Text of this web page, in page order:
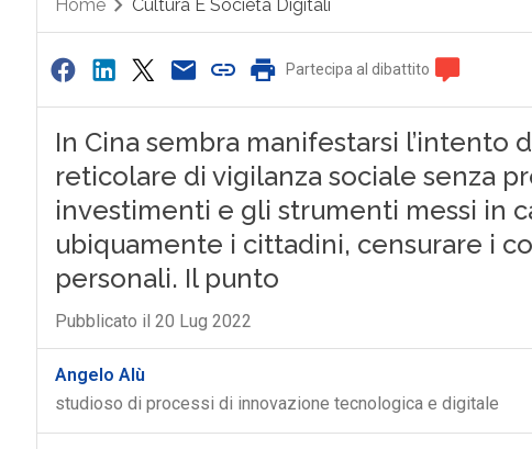
Home Cultura E Società Digitali
Partecipa al dibattito
In Cina sembra manifestarsi l’intento
reticolare di vigilanza sociale senza
investimenti e gli strumenti messi in
ubiquamente i cittadini, censurare i
personali. Il punto
Pubblicato il 20 Lug 2022
Angelo Alù
studioso di processi di innovazione tecnologica e digitale